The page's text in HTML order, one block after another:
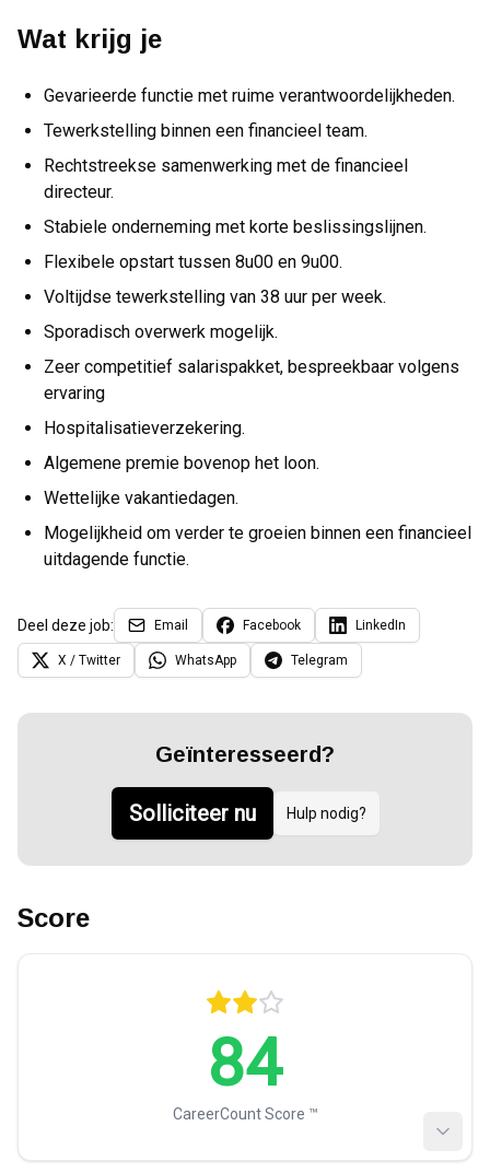
Wat krijg je
Gevarieerde functie met ruime verantwoordelijkheden.
Tewerkstelling binnen een financieel team.
Rechtstreekse samenwerking met de financieel
directeur.
Stabiele onderneming met korte beslissingslijnen.
Flexibele opstart tussen 8u00 en 9u00.
Voltijdse tewerkstelling van 38 uur per week.
Sporadisch overwerk mogelijk.
Zeer competitief salarispakket, bespreekbaar volgens
ervaring
Hospitalisatieverzekering.
Algemene premie bovenop het loon.
Wettelijke vakantiedagen.
Mogelijkheid om verder te groeien binnen een financieel
uitdagende functie.
Deel deze job: Email Facebook LinkedIn
X / Twitter WhatsApp Telegram
Geïnteresseerd?
Solliciteer nu Hulp nodig?
Score
84
CareerCount Score ™️